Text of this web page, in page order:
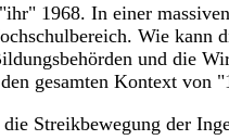
1968. In einer
Wie kann
und die
gesamten Kontext von
Streikbewegung der